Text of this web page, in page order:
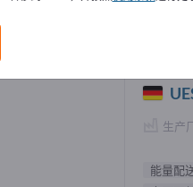
送器 (配电盘) 供
生产
能量配